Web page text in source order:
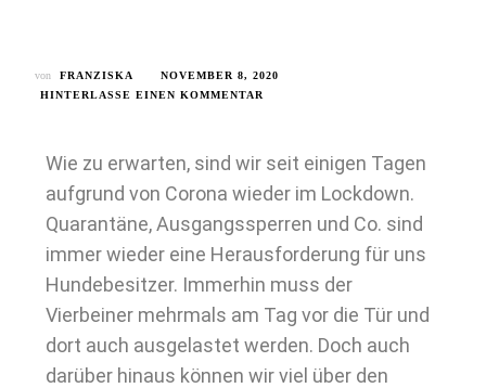
von FRANZISKA
NOVEMBER 8, 2020
HINTERLASSE EINEN KOMMENTAR
Wie zu erwarten, sind wir seit einigen Tagen
aufgrund von Corona wieder im Lockdown.
Quarantäne, Ausgangssperren und Co. sind
immer wieder eine Herausforderung für uns
Hundebesitzer. Immerhin muss der
Vierbeiner mehrmals am Tag vor die Tür und
dort auch ausgelastet werden. Doch auch
darüber hinaus können wir viel über den